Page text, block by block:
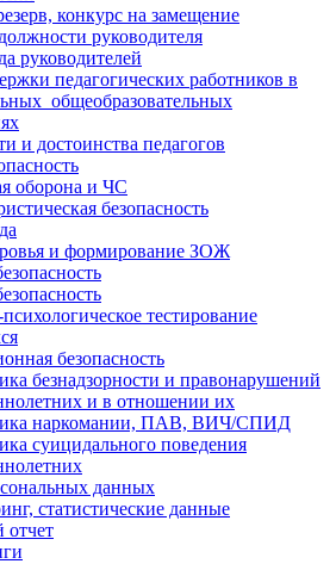
конкурс на замещение
руководителя
руководителей
педагогических работников в
общеобразовательных
и достоинства педагогов
оборона и ЧС
безопасность
и формирование ЗОЖ
тестирование
безопасность
безнадзорности и правонарушений
и в отношении их
наркомании, ПАВ, ВИЧ/СПИД
суицидального поведения
данных
статистические данные